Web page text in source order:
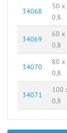
34068
50 x
0,8
34069
60 x
0,8
34070
80 x
0,8
34071
100
0,8